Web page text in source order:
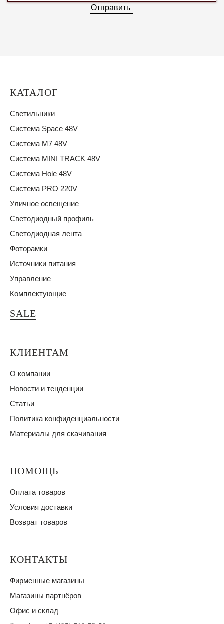
Отправить
КАТАЛОГ
Светильники
Система Space 48V
Система M7 48V
Система MINI TRACK 48V
Система Hole 48V
Система PRO 220V
Уличное освещение
Светодиодный профиль
Светодиодная лента
Фоторамки
Источники питания
Управление
Комплектующие
SALE
КЛИЕНТАМ
О компании
Новости и тенденции
Статьи
Политика конфиденциальности
Материалы для скачивания
ПОМОЩЬ
Оплата товаров
Условия доставки
Возврат товаров
КОНТАКТЫ
Фирменные магазины
Магазины партнёров
Офис и склад